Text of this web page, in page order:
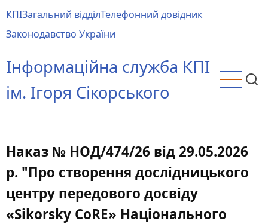
до
основного
КПІЗагальний відділТелефонний довідник
Законодавство України
Інформаційна служба КПІ
ім. Ігоря Сікорського
Наказ № НОД/474/26 від 29.05.2026
р. "Про створення дослідницького
центру передового досвіду
«Sikorsky CoRE» Національного